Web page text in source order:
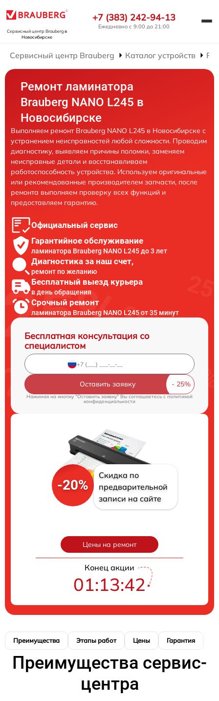
Сервисный центр Braubergв
Новосибирске
+7 (383) 242-94-13
Ежедневно с 9:00 до 21:00
Сервисный центр Brauberg Каталог устройств
Ремонт ламинатора
Brauberg NANO L245 в
Новосибирске
Выполняем ремонт Brauberg NANO L245 в Новосибирске с
устранением неисправностей любой сложности. Проводим
диагностику, выявляем причины поломки, заменяем
неисправные детали и восстанавливаем
работоспособность устройства. Используем оригинальные
или рекомендованные производителем запчасти, после
ремонта выполняем проверку всех функций и
предоставляем гарантию.
Официальный сервис
Гарантийное обслуживание
ламинатора Brauberg NANO L245 до 3 лет
Диагностика за наш счет,
ремонт по желанию
Бесплатный выезд курьера
в день обращения
Срочный ремонт
ламинатора Brauberg NANO L245 от 35 минут
Бесплатная консультация со
специалистом
Оставить заявку
Нажимая на кнопку "Оставить заявку" Вы соглашаетесь c политикой
конфиденциальности
-20%
Скидка по
предварительной
записи на сайте
Цены на ремонт
Конец акции
01:13:41
Преимущества Этапы работ Цены Гарантия
Преимущества сервис-
центра